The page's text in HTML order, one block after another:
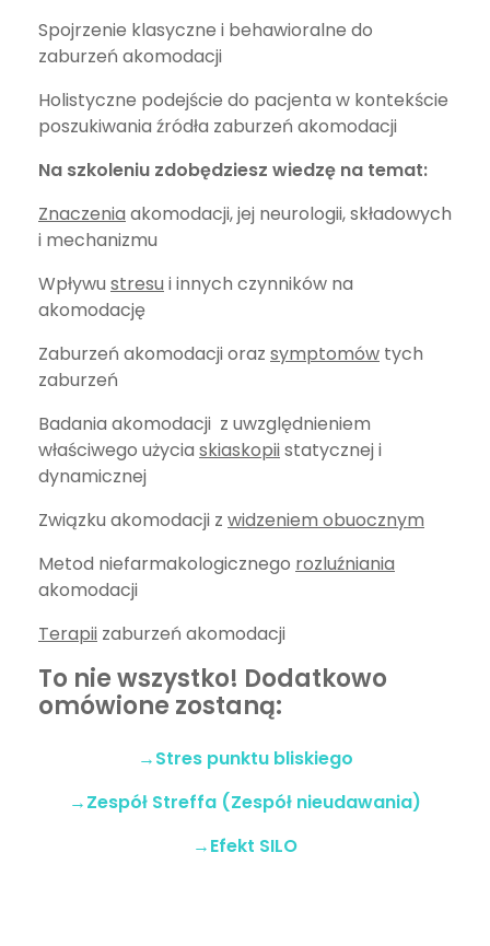
Spojrzenie klasyczne i behawioralne do
zaburzeń akomodacji
Holistyczne podejście do pacjenta w kontekście
poszukiwania źródła zaburzeń akomodacji
Na szkoleniu zdobędziesz wiedzę na temat:
Znaczenia akomodacji, jej neurologii, składowych
i mechanizmu
Wpływu stresu i innych czynników na
akomodację
Zaburzeń akomodacji oraz symptomów tych
zaburzeń
Badania akomodacji z uwzględnieniem
właściwego użycia skiaskopiistatycznej i
dynamicznej
Związku akomodacji z widzeniem obuocznym
Metod niefarmakologicznego rozluźniania
akomodacji
Terapii zaburzeń akomodacji
To nie wszystko! Dodatkowo
omówione zostaną:
→Stres punktu bliskiego
→Zespół Streffa (Zespół nieudawania)
→Efekt SILO